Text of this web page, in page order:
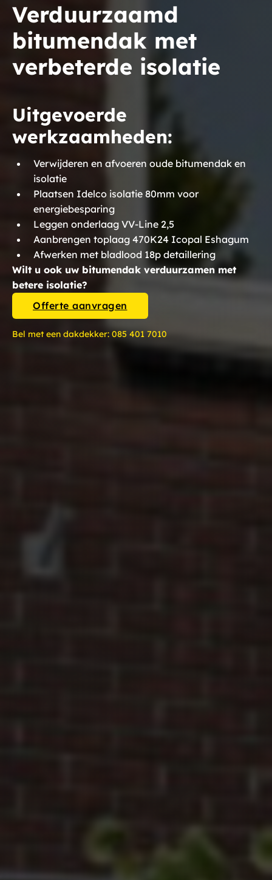
Verduurzaamd
bitumendak met
verbeterde isolatie
Uitgevoerde
werkzaamheden:
Verwijderen en afvoeren oude bitumendak en
isolatie
Plaatsen Idelco isolatie 80mm voor
energiebesparing
Leggen onderlaag VV-Line 2,5
Aanbrengen toplaag 470K24 Icopal Eshagum
Afwerken met bladlood 18p detaillering
Wilt u ook uw bitumendak verduurzamen met
betere isolatie?
Offerte aanvragen
Bel met een dakdekker: 085 401 7010